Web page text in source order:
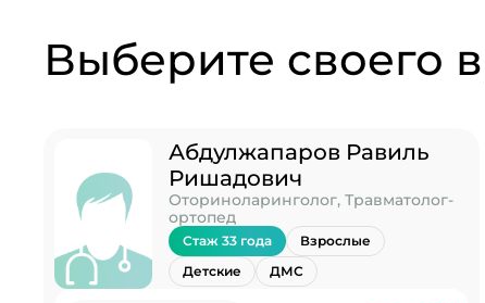
Выберите своего
Абдулжапаров Равиль
Ришадович
Оториноларинголог, Травматолог-
ортопед
Стаж 33 года
Взрослые
Детские
ДМС